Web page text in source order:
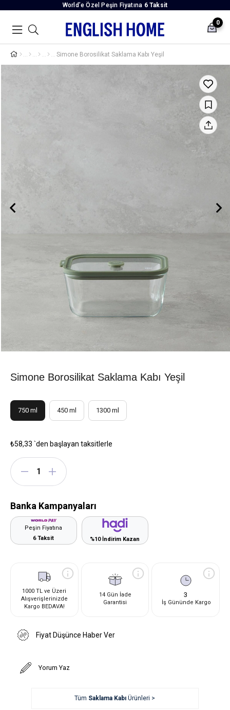
World’e Özel Peşin Fiyatına 6 Taksit
0
Simone Borosilikat Saklama Kabı Yeşil
Simone Borosilikat Saklama Kabı Yeşil
750 ml 450 ml 1300 ml
₺58,33 `den başlayan taksitlerle
Banka Kampanyaları
Peşin Fiyatına
6 Taksit
%10 İndirim Kazan
1000 TL ve Üzeri
Alışverişlerinizde
Kargo BEDAVA!
14 Gün İade
Garantisi
3
İş Gününde Kargo
Fiyat Düşünce Haber Ver
Yorum Yaz
Tüm Saklama Kabı Ürünleri >